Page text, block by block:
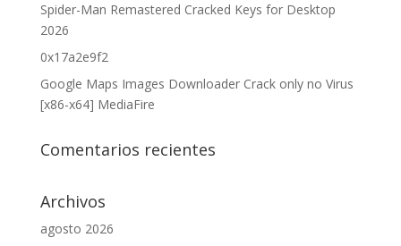
Spider-Man Remastered Cracked Keys for Desktop
2026
0x17a2e9f2
Google Maps Images Downloader Crack only no Virus
[x86-x64] MediaFire
Comentarios recientes
Archivos
agosto 2026